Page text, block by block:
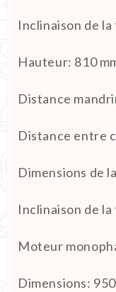
Inclinaison de
Hauteur: 810
Distance
Distance entre
Dimensions de
Inclinaison de la
Moteur
Dimensions: